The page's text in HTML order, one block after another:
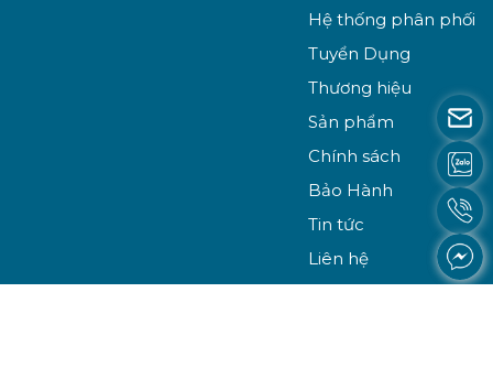
Hệ thống phân phối
Tuyển Dụng
Thương hiệu
Sản phẩm
Chính sách
Bảo Hành
Tin tức
Liên hệ